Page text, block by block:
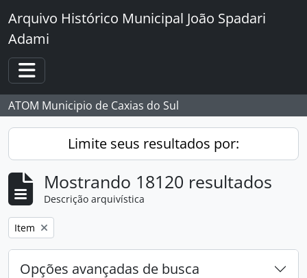
Skip to main content
Arquivo Histórico Municipal João Spadari
Adami
Toggle navigation
ATOM Municipio de Caxias do Sul
Limite seus resultados por:
Mostrando 18120 resultados
Descrição arquivística
Remover filtro:
Item
Opções avançadas de busca